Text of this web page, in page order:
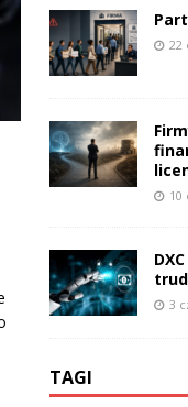
22
10
3
TAGI